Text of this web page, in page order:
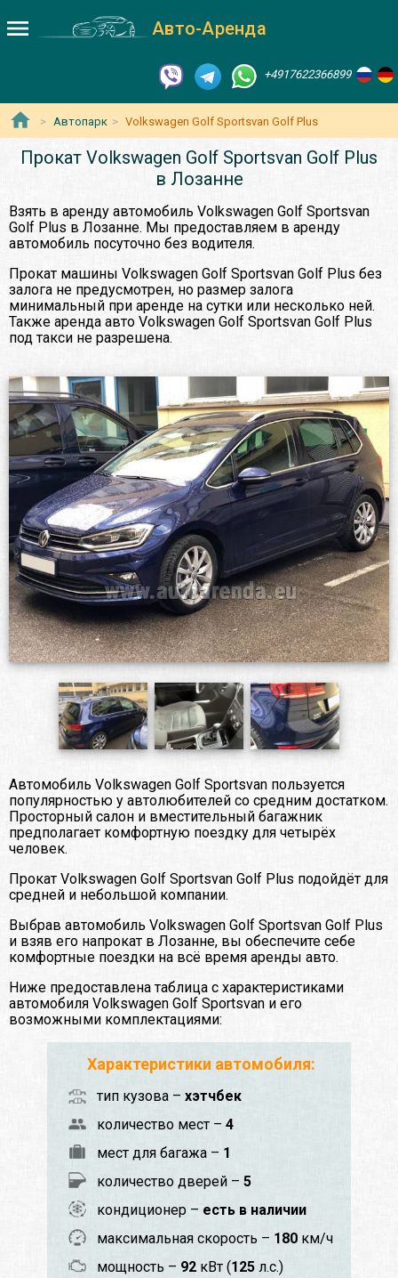
Авто-Аренда
+4917622366899
Автопарк Volkswagen Golf Sportsvan Golf Plus
Прокат Volkswagen Golf Sportsvan Golf Plus
в Лозанне
Взять в аренду автомобиль Volkswagen Golf Sportsvan
Golf Plus в Лозанне. Мы предоставляем в аренду
автомобиль посуточно без водителя.
Прокат машины Volkswagen Golf Sportsvan Golf Plus без
залога не предусмотрен, но размер залога
минимальный при аренде на сутки или несколько ней.
Также аренда авто Volkswagen Golf Sportsvan Golf Plus
под такси не разрешена.
Автомобиль Volkswagen Golf Sportsvan пользуется
популярностью у автолюбителей со средним достатком.
Просторный салон и вместительный багажник
предполагает комфортную поездку для четырёх
человек.
Прокат Volkswagen Golf Sportsvan Golf Plus подойдёт для
средней и небольшой компании.
Выбрав автомобиль Volkswagen Golf Sportsvan Golf Plus
и взяв его напрокат в Лозанне, вы обеспечите себе
комфортные поездки на всё время аренды авто.
Ниже предоставлена таблица с характеристиками
автомобиля Volkswagen Golf Sportsvan и его
возможными комплектациями:
Характеристики автомобиля:
тип кузова – хэтчбек
количество мест – 4
мест для багажа – 1
количество дверей – 5
кондиционер – есть в наличии
максимальная скорость – 180 км/ч
мощность – 92 кВт (125 л.с.)